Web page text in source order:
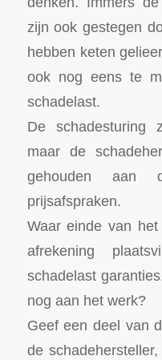
zijn ook gestegen
hebben keten
ook nog eens te
schadelast.
De schadesturing
maar de
gehouden aan
prijsafspraken.
Waar einde van
afrekening
schadelast
nog aan het werk?
Geef een deel van
de